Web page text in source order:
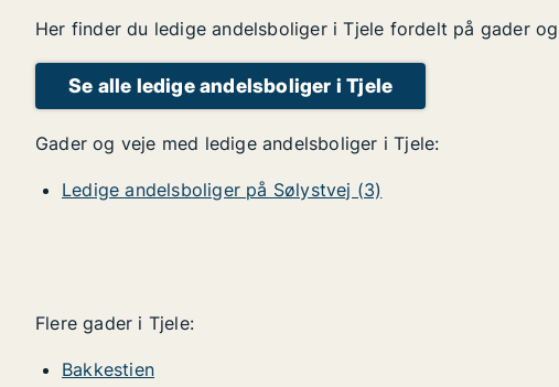
Her finder du ledige andelsboliger i Tjele fordelt på gader
Se alle ledige andelsboliger i Tjele
Gader og veje med ledige andelsboliger i Tjele:
Ledige andelsboliger på Sølystvej (3)
Flere gader i Tjele:
Bakkestien